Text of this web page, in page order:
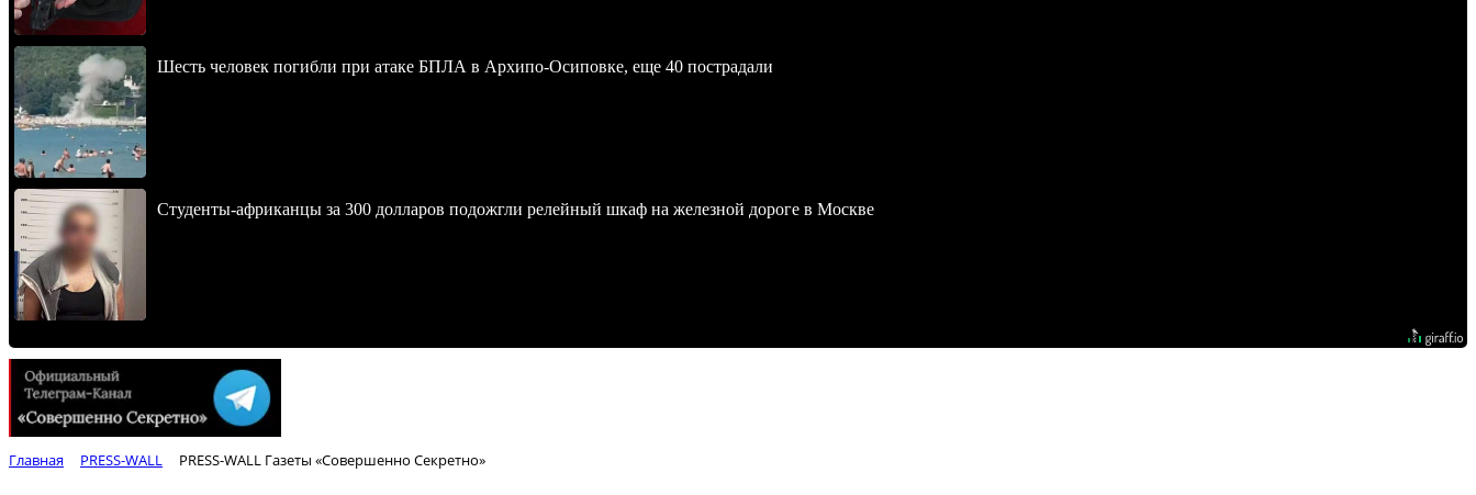
Шесть человек погибли при атаке БПЛА в Архипо-Осиповке, еще 40 пострадали
Студенты-африканцы за 300 долларов подожгли релейный шкаф на железной дороге в Москве
Главная PRESS-WALL PRESS-WALL Газеты «Совершенно Секретно»